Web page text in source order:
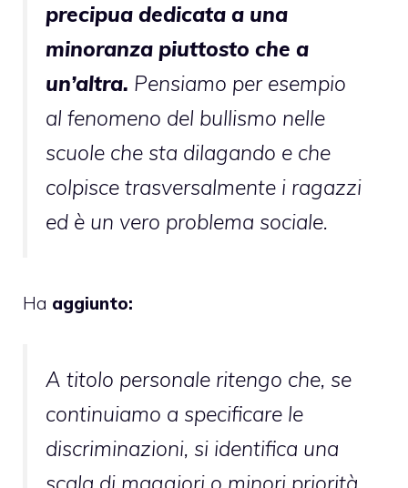
precipua dedicata a una
minoranza piuttosto che a
un’altra. Pensiamo per esempio
al fenomeno del bullismo nelle
scuole che sta dilagando e che
colpisce trasversalmente i ragazzi
ed è un vero problema sociale.
Ha aggiunto:
A titolo personale ritengo che, se
continuiamo a specificare le
discriminazioni, si identifica una